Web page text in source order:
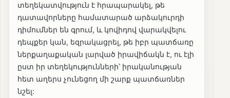
տեղեկատվություն է հրապարակել, թե
դատավորները համատարած արձակուրդի
դիմումներ են գրում, և կովիդով վարակվելու
դեպքեր կան, եզրակացրել, թե իբր պատճառը
ներքաղաքական լարված իրավիճակն է, ու էլի
ըստ իր տեղեկությունների՝ իրականության
հետ աղերս չունեցող մի շարք պատճառներ
նշել: